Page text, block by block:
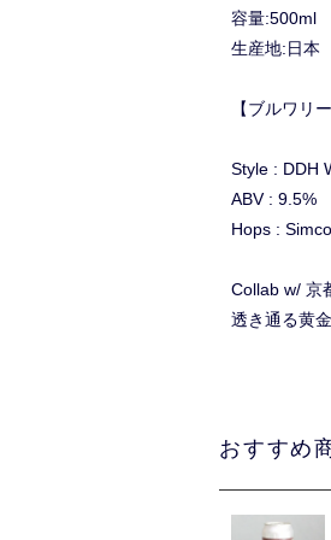
容量:500ml
生産地:日本
【ブルワリ
Style : DDH
ABV : 9.5%
Hops :
Collab w/ 京
透き通る黄
おすすめ